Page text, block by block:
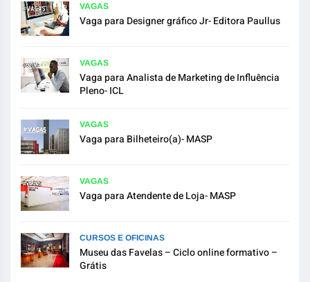
VAGAS
Vaga para Designer gráfico Jr- Editora Paullus
VAGAS
Vaga para Analista de Marketing de Influência
Pleno- ICL
VAGAS
Vaga para Bilheteiro(a)- MASP
VAGAS
Vaga para Atendente de Loja- MASP
CURSOS E OFICINAS
Museu das Favelas – Ciclo online formativo –
Grátis